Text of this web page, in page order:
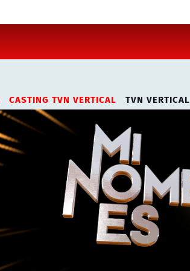
CASTING TVN VERTICAL TVN VERTICAL